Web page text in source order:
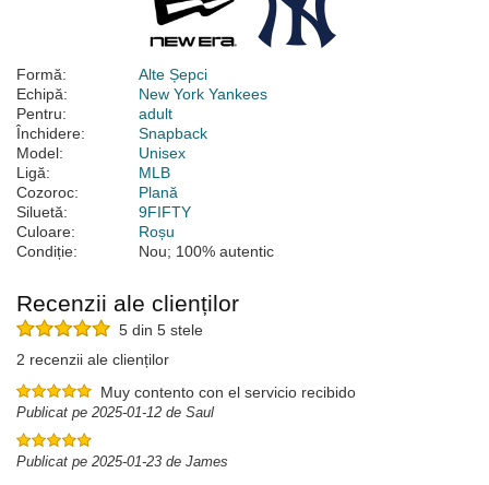
Formă:
Alte Șepci
Echipă:
New York Yankees
Pentru:
adult
Închidere:
Snapback
Model:
Unisex
Ligă:
MLB
Cozoroc:
Plană
Siluetă:
9FIFTY
Culoare:
Roșu
Condiție:
Nou; 100% autentic
Recenzii ale clienților
5 din 5 stele
2 recenzii ale clienților
Muy contento con el servicio recibido
Publicat pe 2025-01-12 de Saul
Publicat pe 2025-01-23 de James